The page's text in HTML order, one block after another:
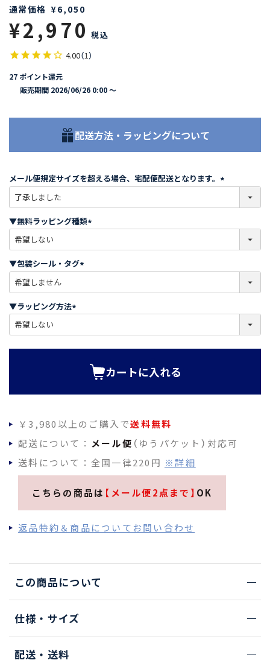
通常価格 ¥6,050
¥2,970 税込
4.00（1）
27 ポイント還元
販売期間 2026/06/26 0:00〜
配送方法・ラッピングについて
メール便規定サイズを超える場合、宅配便配送となります。
必
)
▼無料ラッピング種類
必
)
▼包装シール・タグ
必
)
▼ラッピング方法
必
カートに入れる
￥3,980以上のご購入で送料無料
配送について： メール便 （ゆうパケット）対応可
送料について：全国一律220円 ※詳細
こちらの商品は 【メール便2点まで】 OK
返品特約＆商品についてお問い合わせ
この商品について
仕様・サイズ
配送・送料